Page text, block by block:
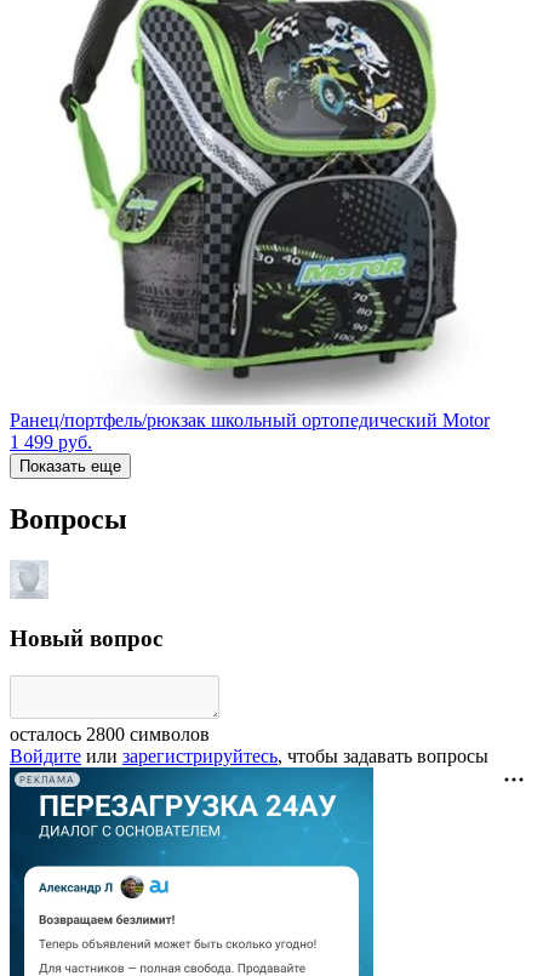
Ранец/портфель/рюкзак школьный ортопедический Motor
1 499 руб.
Показать еще
Вопросы
Новый вопрос
осталось 2800 символов
Войдите или зарегистрируйтесь, чтобы задавать вопросы
РЕКЛАМА